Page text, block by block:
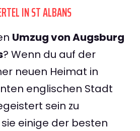
IN ST ALBANS
Umzug von Augsburg
? Wenn du auf der
neuen Heimat in
englischen Stadt
sein zu
einige der besten